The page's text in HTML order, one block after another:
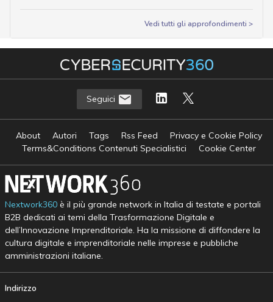
Vedi tutti gli approfondimenti >
Seguici
About Autori Tags Rss Feed
Privacy e Cookie Policy
Terms&Conditions Contenuti Specialistici
Cookie Center
Nextwork360è il più grande network in Italia di testate e portali
B2B dedicati ai temi della Trasformazione Digitale e
dell’Innovazione Imprenditoriale. Ha la missione di diffondere la
cultura digitale e imprenditoriale nelle imprese e pubbliche
amministrazioni italiane.
Indirizzo